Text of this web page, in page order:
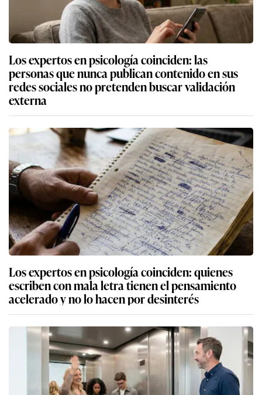
Los expertos en psicología coinciden: las
personas que nunca publican contenido en sus
redes sociales no pretenden buscar validación
externa
Los expertos en psicología coinciden: quienes
escriben con mala letra tienen el pensamiento
acelerado y no lo hacen por desinterés